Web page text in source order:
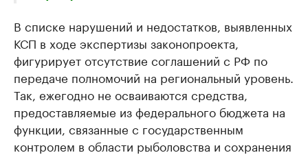
В списке нарушений и недостатков, выявленных
КСП в ходе экспертизы законопроекта,
фигурирует отсутствие соглашений с РФ по
передаче полномочий на региональный уровень.
Так, ежегодно не осваиваются средства,
предоставляемые из федерального бюджета на
функции, связанные с государственным
контролем в области рыболовства и сохранения